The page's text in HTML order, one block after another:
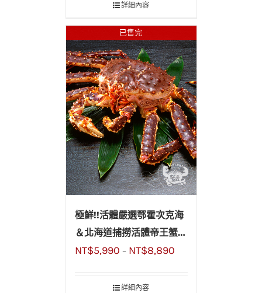
詳細內容
已售完
極鮮!!活體嚴選鄂霍次克海
＆北海道捕撈活體帝王蟹
(鱈場蟹)
NT$5,990 – NT$8,890
詳細內容